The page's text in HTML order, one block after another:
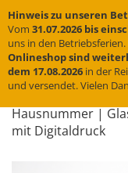
Hinweis zu unseren
Vom 31.07.2026 bis
uns in den Betriebsferien.
Onlineshop sind
dem 17.08.2026 in der
und versendet. Vielen
« Erster « zurück
12Artikel in dieser
Haus­num­mer |
mit Di­gi­tal­druck